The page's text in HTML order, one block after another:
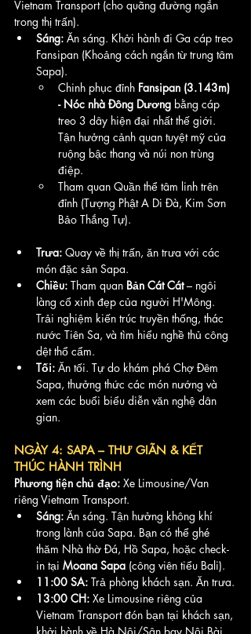
Vietnam Transport (cho quãng đường ngắn
trong thị trấn).
Sáng: Ăn sáng. Khởi hành đi Ga cáp treo
Fansipan (Khoảng cách ngắn từ trung tâm
Sapa).
Chinh phục đỉnh Fansipan (3.143m)
- Nóc nhà Đông Dương bằng cáp
treo 3 dây hiện đại nhất thế giới.
Tận hưởng cảnh quan tuyệt mỹ của
ruộng bậc thang và núi non trùng
điệp.
Tham quan Quần thể tâm linh trên
đỉnh (Tượng Phật A Di Đà, Kim Sơn
Bảo Thắng Tự).
Trưa: Quay về thị trấn, ăn trưa với các
món đặc sản Sapa.
Chiều: Tham quan Bản Cát Cát – ngôi
làng cổ xinh đẹp của người H'Mông.
Trải nghiệm kiến trúc truyền thống, thác
nước Tiên Sa, và tìm hiểu nghề thủ công
dệt thổ cẩm.
Tối: Ăn tối. Tự do khám phá Chợ Đêm
Sapa, thưởng thức các món nướng và
xem các buổi biểu diễn văn nghệ dân
gian.
NGÀY 4: SAPA – THƯ GIÃN & KẾT
THÚC HÀNH TRÌNH
Phương tiện chủ đạo: Xe Limousine/Van
riêng Vietnam Transport.
Sáng: Ăn sáng. Tận hưởng không khí
trong lành của Sapa. Bạn có thể ghé
thăm Nhà thờ Đá, Hồ Sapa, hoặc check-
in tại Moana Sapa (công viên tiểu Bali).
11:00 SA: Trả phòng khách sạn. Ăn trưa.
13:00 CH: Xe Limousine riêng của
Vietnam Transport đón bạn tại khách sạn,